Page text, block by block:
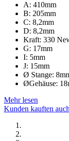
A: 410mm
B: 205mm
C: 8,2mm
D: 8,2mm
Kraft: 330
G: 17mm
I: 5mm
J: 15mm
Ø Stange:
ØGehäuse:
Mehr lesen
Kunden kauften